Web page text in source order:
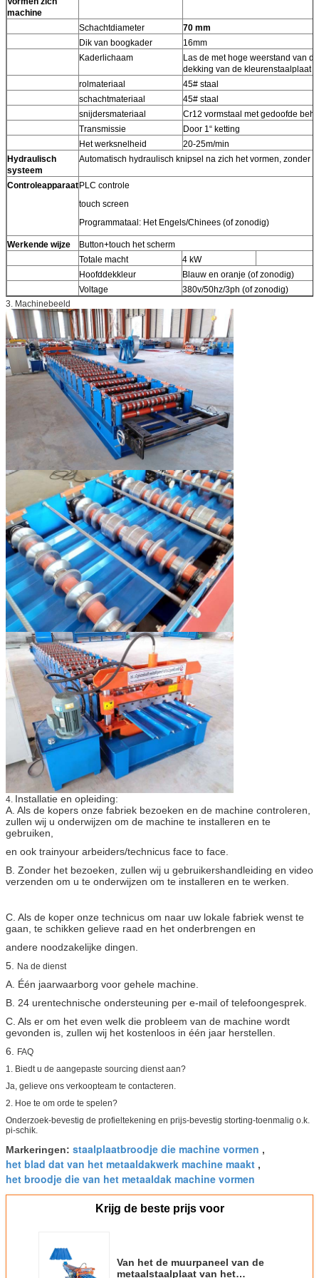
machine
Schachtdiameter
70 mm
Dik van boogkader
16mm
Kaderlichaam
Las de met hoge weerstand van
dekking van de kleurenstaalplaat
rolmateriaal
45# staal
schachtmateriaal
45# staal
snijdersmateriaal
Cr12 vormstaal met gedoofde
Transmissie
Door 1“ ketting
Het werksnelheid
20-25m/min
Hydraulisch
systeem
Automatisch hydraulisch knipsel na zich het vormen, zonder
ControleapparaatPLC controle
touch screen
Programmataal: Het Engels/Chinees (of zonodig)
Werkende wijze
Button+touch het scherm
Totale macht
4 kW
Hoofddekkleur
Blauw en oranje (of zonodig)
Voltage
380v/50hz/3ph (of zonodig)
3. Machinebeeld
4. Installatie en opleiding:
A. Als de kopers onze fabriek bezoeken en de machine controleren,
zullen wij u onderwijzen om de machine te installeren en te
gebruiken,
en ook trainyour arbeiders/technicus face to face.
B. Zonder het bezoeken, zullen wij u gebruikershandleiding en video
verzenden om u te onderwijzen om te installeren en te werken.
C. Als de koper onze technicus om naar uw lokale fabriek wenst te
gaan, te schikken gelieve raad en het onderbrengen en
andere noodzakelijke dingen.
5. Na de dienst
A. Één jaarwaarborg voor gehele machine.
B. 24 urentechnische ondersteuning per e-mail of telefoongesprek.
C. Als er om het even welk die probleem van de machine wordt
gevonden is, zullen wij het kostenloos in één jaar herstellen.
6. FAQ
1. Biedt u de aangepaste sourcing dienst aan?
Ja, gelieve ons verkoopteam te contacteren.
2. Hoe te om orde te spelen?
Onderzoek-bevestig de profieltekening en prijs-bevestig storting-toenmalig o.k.
pi-schik.
Markeringen: staalplaatbroodje die machine vormen ,
het blad dat van het metaaldakwerk machine maakt ,
het broodje die van het metaaldak machine vormen
Krijg de beste prijs voor
Van het de muurpaneel van de
metaalstaalplaat van het